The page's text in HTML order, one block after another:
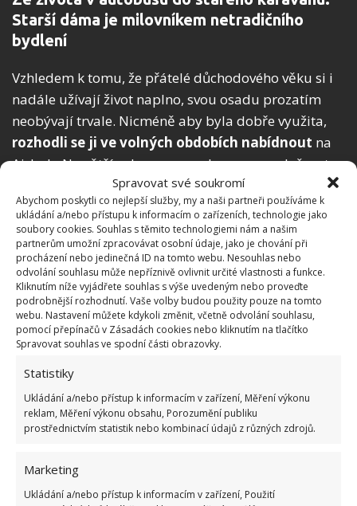
Spravovat své soukromí
Abychom poskytli co nejlepší služby, my a naši partneři používáme k
ukládání a/nebo přístupu k informacím o zařízeních, technologie jako
soubory cookies. Souhlas s těmito technologiemi nám a našim
partnerům umožní zpracovávat osobní údaje, jako je chování při
procházení nebo jedinečná ID na tomto webu. Nesouhlas nebo
odvolání souhlasu může nepříznivě ovlivnit určité vlastnosti a funkce.
Kliknutím níže vyjádřete souhlas s výše uvedeným nebo proveďte
podrobnější rozhodnutí. Vaše volby budou použity pouze na tomto
webu. Nastavení můžete kdykoli změnit, včetně odvolání souhlasu,
pomocí přepínačů v Zásadách cookies nebo kliknutím na tlačítko
Spravovat souhlas ve spodní části obrazovky.
Statistiky
Ukládání a/nebo přístup k informacím v zařízení, Měření výkonu
reklam, Měření výkonu obsahu, Porozumění publiku
prostřednictvím statistik nebo kombinací údajů z různých zdrojů.
Marketing
Ukládání a/nebo přístup k informacím v zařízení, Použití
Starší dáma je milovníkem netradičního
bydlení
Vzhledem k tomu, že přátelé důchodového věku si i
nadále užívají život naplno, svou osadu prozatím
neobývají trvale. Nicméně aby byla dobře využita,
rozhodli se ji ve volných obdobích nabídnout na
Airbnb. Na větší oslavy pro soukromou společnost
lze vyhradit celý areál, rovněž lze ale objednat pouze
jednotlivé domky.